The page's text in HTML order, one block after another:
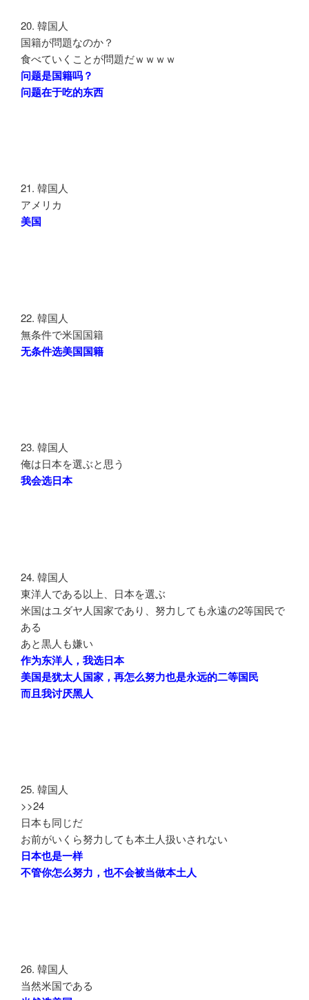
20. 韓国人
国籍が問題なのか？
食べていくことが問題だｗｗｗｗ
问题是国籍吗？
问题在于吃的东西
21. 韓国人
アメリカ
美国
22. 韓国人
無条件で米国国籍
无条件选美国国籍
23. 韓国人
俺は日本を選ぶと思う
我会选日本
24. 韓国人
東洋人である以上、日本を選ぶ
米国はユダヤ人国家であり、努力しても永遠の2等国民で
ある
あと黒人も嫌い
作为东洋人，我选日本
美国是犹太人国家，再怎么努力也是永远的二等国民
而且我讨厌黑人
25. 韓国人
>>24
日本も同じだ
お前がいくら努力しても本土人扱いされない
日本也是一样
不管你怎么努力，也不会被当做本土人
26. 韓国人
当然米国である